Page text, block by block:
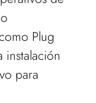
Plug
instalación
para